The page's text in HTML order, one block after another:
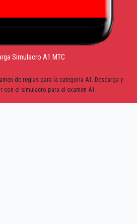
Simulacro A1 MTC
de reglas para la categoria A1. Descarga y
con el simulacro para el examen A1